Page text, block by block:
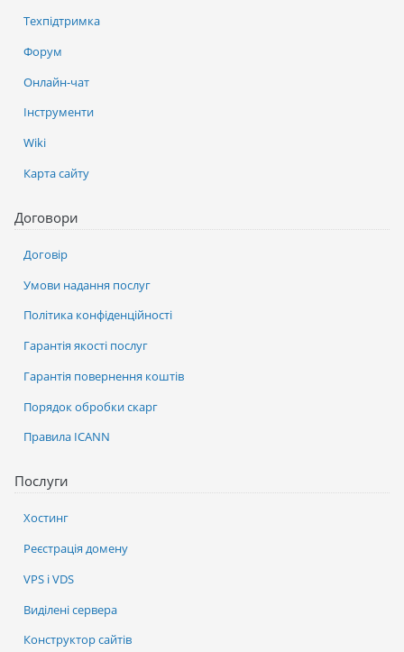
Послуги
Хостинг
Реєстрація домену
VPS і VDS
Виділені сервера
Конструктор сайтів
Техпідтримка
Форум
Онлайн-чат
Інструменти
Wiki
Карта сайту
Договори
Договір
Умови надання послуг
Політика конфіденційності
Гарантія якості послуг
Гарантія повернення коштів
Порядок обробки скарг
Правила ICANN